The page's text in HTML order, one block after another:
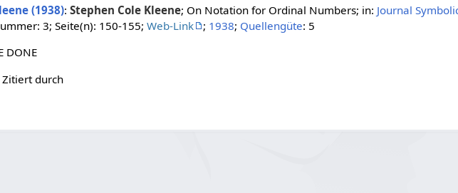
(1938): Stephen Cole Kleene; On Notation for Ordinal Numbers; in: Journal
3; Seite(n): 150-155; Web-Link ; 1938; Quellengüte: 5
DONE
Zitiert durch